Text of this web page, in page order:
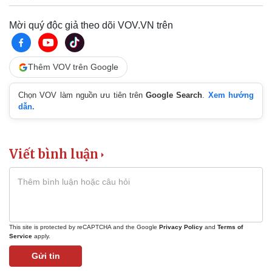
Mời quý độc giả theo dõi VOV.VN trên
Thêm VOV trên Google
Chọn VOV làm nguồn ưu tiên trênGoogle Search. Xem hướng
dẫn.
Viết bình luận
This site is protected by reCAPTCHA and the Google Privacy Policy and Terms of
Service apply.
Gửi tin